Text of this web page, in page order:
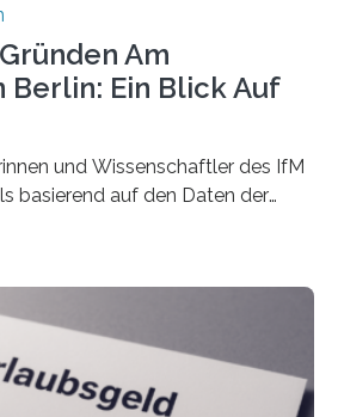
Am
Berlin: Ein Blick Auf
und Wissenschaftler des IfM
basierend auf den Daten der
Gründungen von
man nur die Gründungen
so liegt Leipzig an der Spitze. In
die meisten Personen in eine
Existenz, dahinter folgten die